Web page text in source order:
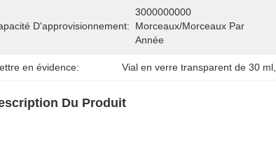
D'approvisionnement:
3000000000
Morceaux/morceaux Par
Année
en évidence: Vial en verre transparent de 30 ml
Du Produit